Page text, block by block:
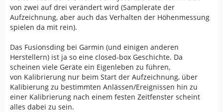
Fusion von der barometrischen Höhe und der GPS Höhe
auseinander läuft und sich ab diesem Punkt ein
deutlicher Offset entsteht. Das sind die Runden die mit
einer Differenz von etlichen Metern zwischen Start- und
Endpunkt enden. Aber auch das muss man einfach
hinnehmen. Die verwendete Technologie gibt nicht mehr
her.
Wer glaubt dass deshalb nur die barometrische Höhe
besser ist der irrt. Ich bin etliche Touren mit dem
Aventura und dem GPSMap zugleich gegangen. Das
von zwei auf drei verändert wird (Samplerate der
Aufzeichnung, aber auch das Verhalten der Höhenmessung
spielen da mit rein).
Das Fusionsding bei Garmin (und einigen anderen
Herstellern) ist ja so eine closed-box Geschichte. Da
scheinen viele Geräte ein Eigenleben zu führen,
von Kalibrierung nur beim Start der Aufzeichnung, über
Kalibierung zu bestimmten Anlässen/Ereignissen hin zu
einer Kalibrierung nach einem festen Zeitfenster scheint
alles dabei zu sein.